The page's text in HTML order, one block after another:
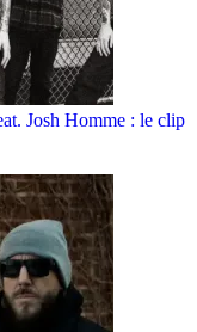
Josh Homme : le clip